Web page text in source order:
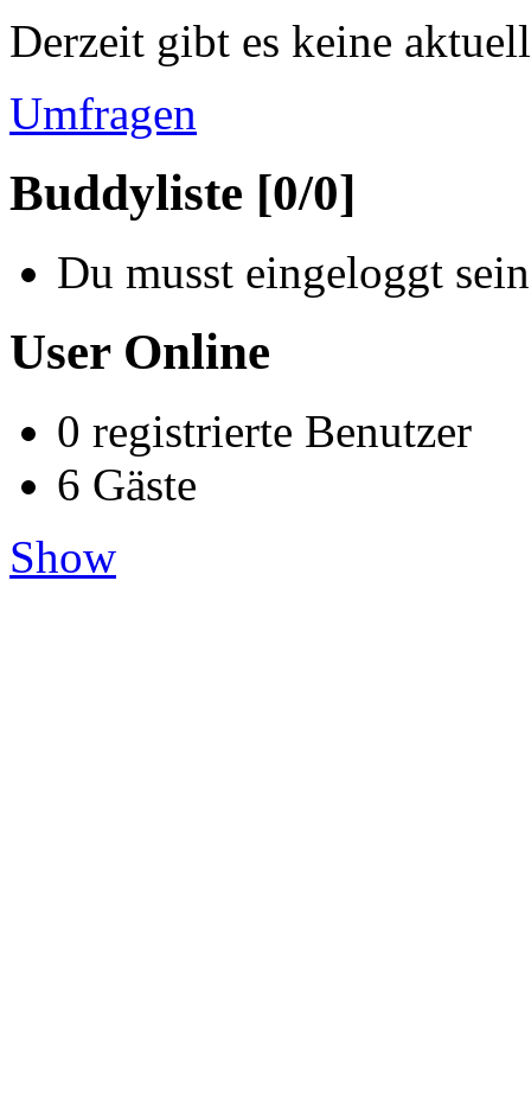
Derzeit gibt es keine
Umfragen
Buddyliste [0/0]
Du musst eingeloggt
User Online
0 registrierte Benutzer
6 Gäste
Show